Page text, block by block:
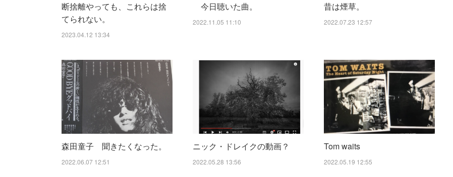
断捨離やっても、これらは捨
てられない。
2023.04.12 13:34
今日聴いた曲。
2022.11.05 11:10
昔は煙草。
2022.07.23 12:57
森田童子 聞きたくなった。
2022.06.07 12:51
ニック・ドレイクの動画？
2022.05.28 13:56
Tom waits
2022.05.19 12:55